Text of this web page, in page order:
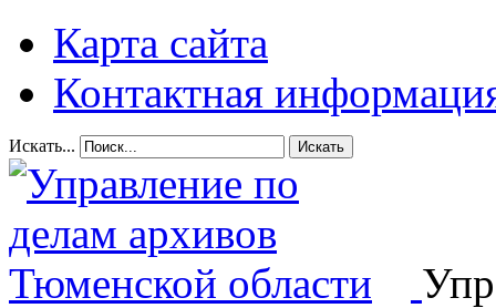
Карта сайта
Контактная
Искать... Искать